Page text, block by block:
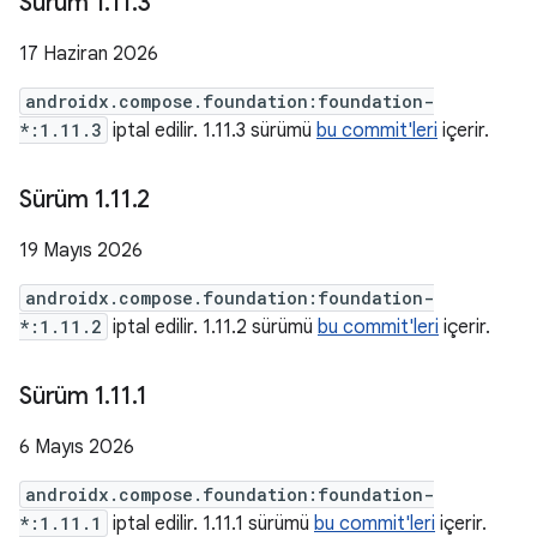
17 Haziran 2026
androidx.compose.foundation:foundation-
*:1.11.3 iptal edilir. 1.11.3 sürümü bu commit'leri içerir.
Sürüm 1.11.2
19 Mayıs 2026
androidx.compose.foundation:foundation-
*:1.11.2 iptal edilir. 1.11.2 sürümü bu commit'leri içerir.
Sürüm 1.11.1
6 Mayıs 2026
androidx.compose.foundation:foundation-
*:1.11.1
iptal edilir. 1.11.1 sürümü bu commit'leri içerir.